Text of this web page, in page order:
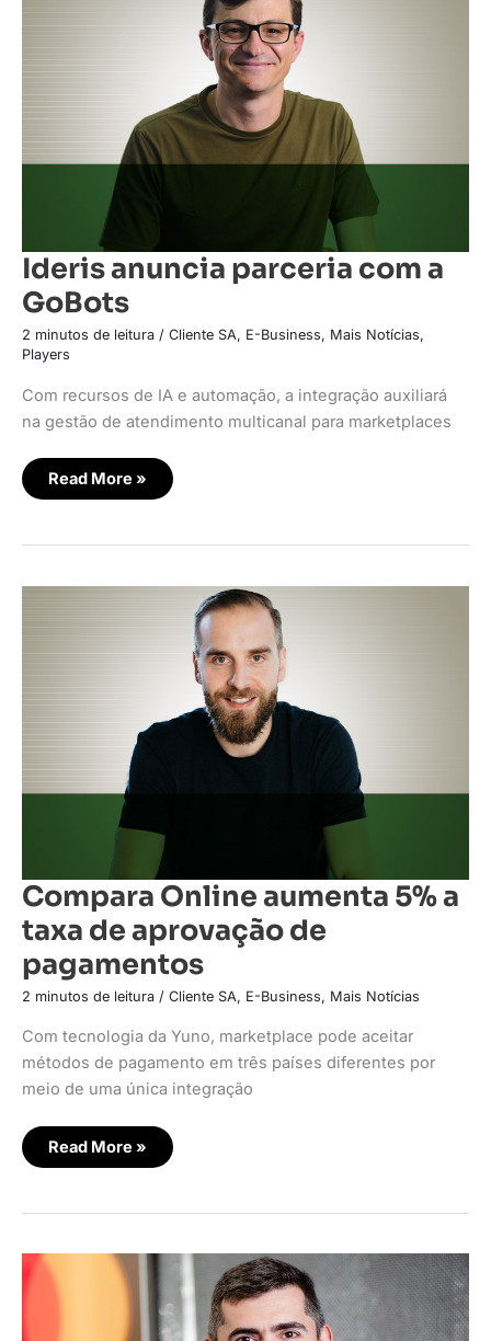
Ideris anuncia parceria com a
GoBots‍‍
2 minutos de leitura / Cliente SA, E-Business, Mais Notícias,
Players
Com recursos de IA e automação, a integração auxiliará
na gestão de atendimento multicanal para marketplaces
Read More »
Compara Online aumenta 5% a
taxa de aprovação de
pagamentos
2 minutos de leitura / Cliente SA, E-Business, Mais Notícias
Com tecnologia da Yuno, marketplace pode aceitar
métodos de pagamento em três países diferentes por
meio de uma única integração
Compara
pagamentos
Read More »
Mastercard
lança
marketplace